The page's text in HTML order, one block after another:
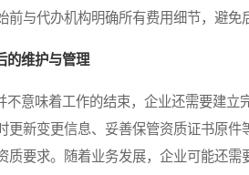
前与代办机构明确所有费用细节，避免
的维护与管理
意味着工作的结束，企业还需要建立
更新变更信息、妥善保管资质证书原
质要求。随着业务发展，企业可能还